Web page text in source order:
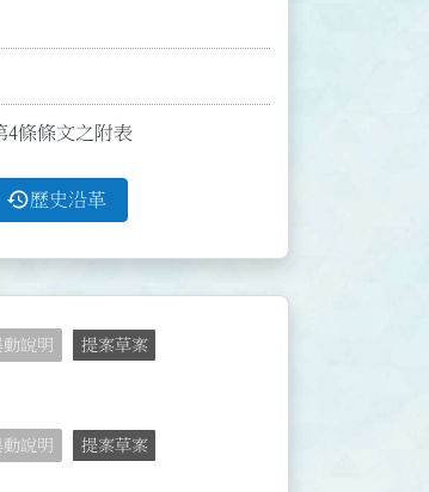
4條條文之附表
history歷史沿革
動說明 提案草案
動說明 提案草案